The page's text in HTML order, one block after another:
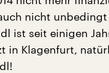
nicht
ist seit einigen
in Klagenfurt,